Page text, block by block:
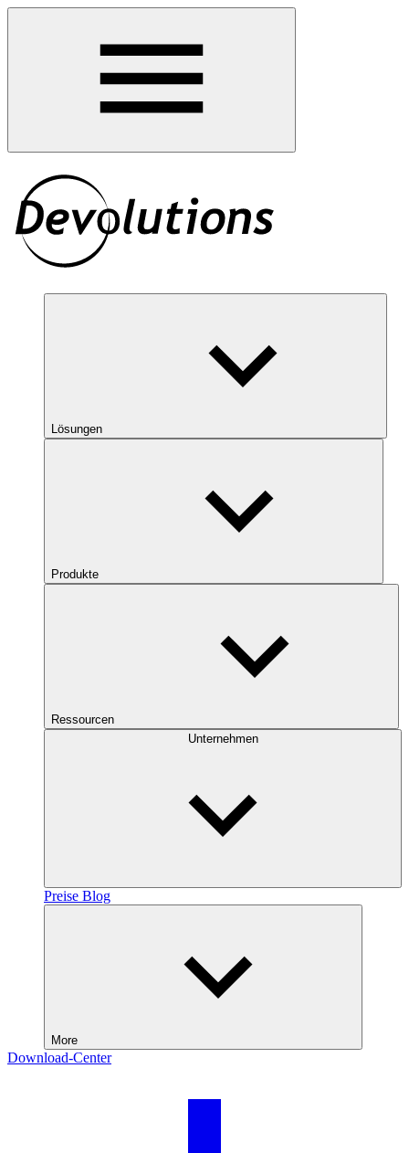
Lösungen
Produkte
Ressourcen
Unternehmen
Preise Blog
More
Download-Center